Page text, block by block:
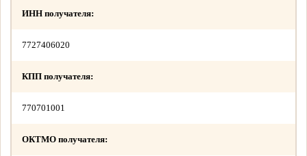
ИНН получателя:
7727406020
КПП получателя:
770701001
ОКТМО получателя: